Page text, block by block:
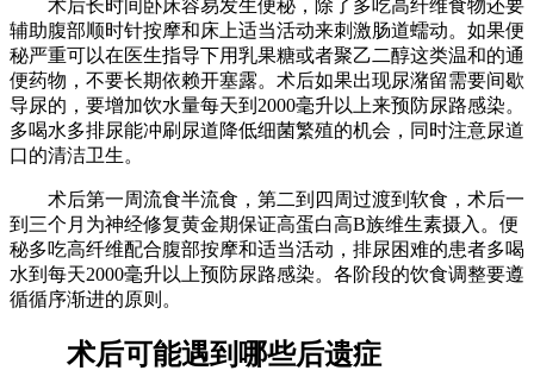
术后长时间卧床容易发生便秘，除了多吃高纤维食物还要
辅助腹部顺时针按摩和床上适当活动来刺激肠道蠕动。如果便
秘严重可以在医生指导下用乳果糖或者聚乙二醇这类温和的通
便药物，不要长期依赖开塞露。术后如果出现尿潴留需要间歇
导尿的，要增加饮水量每天到2000毫升以上来预防尿路感染。
多喝水多排尿能冲刷尿道降低细菌繁殖的机会，同时注意尿道
口的清洁卫生。
术后第一周流食半流食，第二到四周过渡到软食，术后一
到三个月为神经修复黄金期保证高蛋白高B族维生素摄入。便
秘多吃高纤维配合腹部按摩和适当活动，排尿困难的患者多喝
水到每天2000毫升以上预防尿路感染。各阶段的饮食调整要遵
循循序渐进的原则。
术后可能遇到哪些后遗症